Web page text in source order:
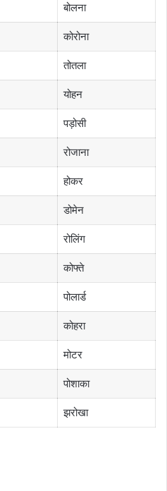
बोलना
कोरोना
तोतला
योहन
पड़ोसी
रोजाना
होकर
डोमेन
रोलिंग
कोफ्ते
पोलार्ड
कोहरा
मोटर
पोशाका
झरोखा